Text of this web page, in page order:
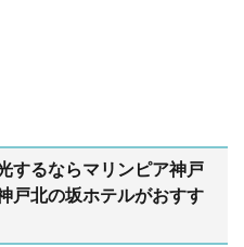
するならマリンピア神戸
戸北の坂ホテルがおすす